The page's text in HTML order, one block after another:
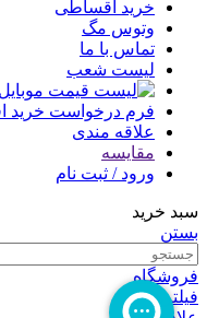
خرید اقساطی
وتوس مگ
تماس با ما
لیست شعب
فرم درخواست خرید
علاقه مندی
مقایسه
ورود / ثبت نام
سبد خرید
بستن
فروشگاه
فیلترها